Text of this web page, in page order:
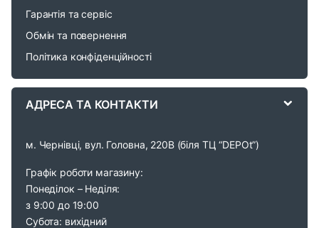
Гарантія та сервіс
Обмін та повернення
Політика конфіденційності
АДРЕСА ТА КОНТАКТИ
м. Чернівці, вул. Головна, 220В (біля ТЦ “DEPOt”)
Графік роботи магазину:
Понеділок – Неділя:
з 9:00 до 19:00
Субота: вихідний